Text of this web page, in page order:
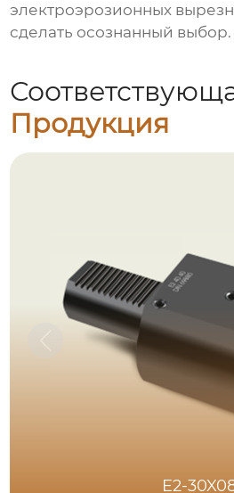
электроэрозионных
сделать осознанный выбор.
Продукция
E2-